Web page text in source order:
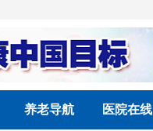
养老导航 医院在线